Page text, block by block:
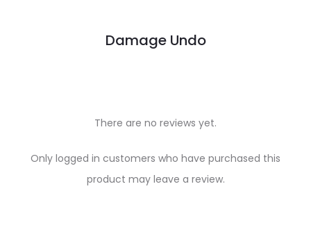
Damage Undo
There are no reviews yet.
Only logged in customers who have purchased this
product may leave a review.